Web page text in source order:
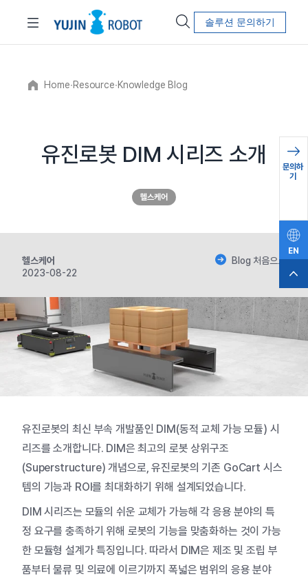
솔루션 문의하기
Home∙Resource∙Knowledge Blog
유진로봇 DIM 시리즈 소개
헬스케어
헬스케어
2023-08-22
Blog 처음으로
유진로봇의 최신 부속 개발품인 DIM(동적 교체 가능 모듈) 시
리즈를 소개합니다. DIM은 최고의 로봇 상위구조
(Superstructure)개념으로,유진로봇의 기존 GoCart 시스
템의 기능과 ROI를 최대화하기 위해 설계되었습니다.
DIM시리즈는 모듈의 쉬운 교체가 가능해 각 응용 분야의 특
정 요구를 충족하기 위해 로봇의 기능을 맞춤화하는 것이 가능
한 모듈형 설계가 특징입니다. 따라서 DIM은 제조 및 조립 부
품부터 물류 및 의료에 이르기까지 폭넓은 범위의 응용 분야
문의하
기
EN